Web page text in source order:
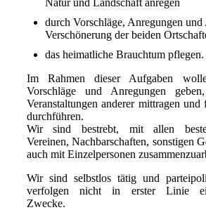
Natur und Landschaft anregen
durch Vorschläge, Anregungen
Verschönerung der beiden
das heimatliche Brauchtum pflegen.
Im Rahmen dieser Aufgaben
Vorschläge und Anregungen
Veranstaltungen anderer mittragen und
durchführen.
Wir sind bestrebt, mit allen
Vereinen, Nachbarschaften, sonstigen
auch mit Einzelpersonen
Wir sind selbstlos tätig und
verfolgen nicht in erster Linie
Zwecke.